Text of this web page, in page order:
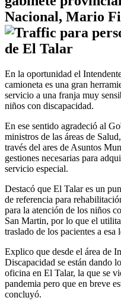
Nacional, Mario
En la oportunidad el
camioneta es una gran
servicio a una franja muy
niños con discapacidad.
En ese sentido agradeció al
ministros de las áreas de
través del ares de Asuntos
gestiones necesarias para
servicio especial.
Destacó que El Talar es un
de referencia para
para la atención de los niños
San Martin, por lo que el
traslado de los pacientes a esa
Explico que desde el área de
Discapacidad se están dando
oficina en El Talar, la que se
pandemia pero que en breve
concluyó.